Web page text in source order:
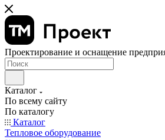
Проектирование и оснащение
Каталог
По всему сайту
По каталогу
Каталог
Тепловое оборудование